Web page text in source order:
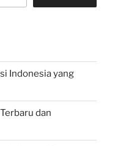
Indonesia yang
dan